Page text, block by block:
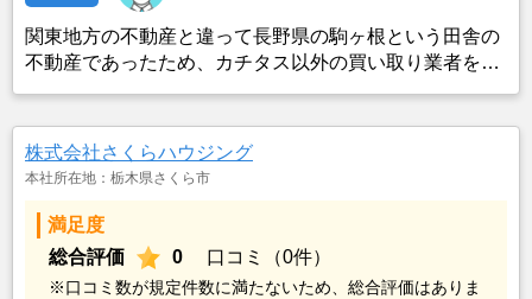
関東地方の不動産と違って長野県の駒ヶ根という田舎の
不動産であったため、カチタス以外の買い取り業者をみ
も空き家の状態で不動産を残しておけないと考えて売却
を決めた。
株式会社さくらハウジング
本社所在地：栃木県さくら市
満足度
総合評価
0 口コミ（0件）
※口コミ数が規定件数に満たないため、総合評価はありま